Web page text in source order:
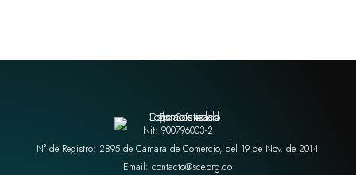
Nit: 900796003-2
N° de Registro: 2895 de Cámara de Comercio, del 19 de Nov. de 2014
Email: contacto@sce.org.co